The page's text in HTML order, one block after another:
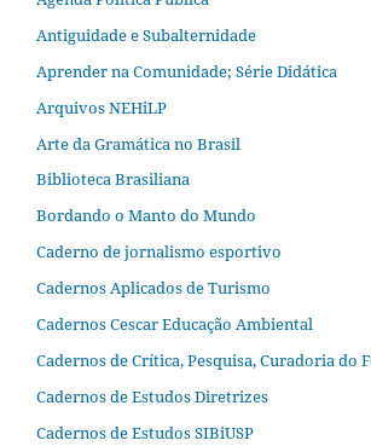
Antiguidade e Subalternidade
Aprender na Comunidade; Série Didática
Arquivos NEHiLP
Arte da Gramática no Brasil
Biblioteca Brasiliana
Bordando o Manto do Mundo
Caderno de jornalismo esportivo
Cadernos Aplicados de Turismo
Cadernos Cescar Educação Ambiental
Cadernos de Crítica, Pesquisa, Curadoria do
Cadernos de Estudos Diretrizes
Cadernos de Estudos SIBiUSP